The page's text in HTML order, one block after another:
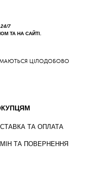
ТА ОПЛАТА
ТА ПОВЕРНЕННЯ
7
ТА НА САЙТІ.
ЦІЛОДОБОВО